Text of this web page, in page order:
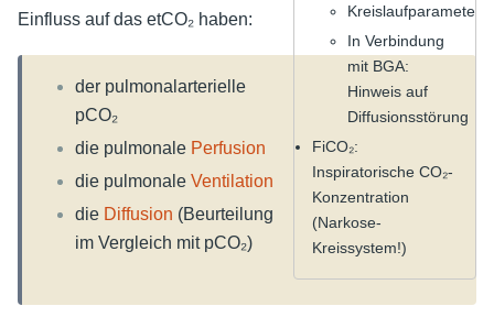
Kreislaufparameter
In Verbindung
mit BGA:
Hinweis auf
Diffusionsstörung
FiCO₂:
Inspiratorische CO₂-
Konzentration
(Narkose-
Kreissystem!)
Einfluss auf das etCO₂ haben:
der pulmonalarterielle
pCO₂
die pulmonale Perfusion
die pulmonale Ventilation
die Diffusion (Beurteilung
im Vergleich mit pCO₂)